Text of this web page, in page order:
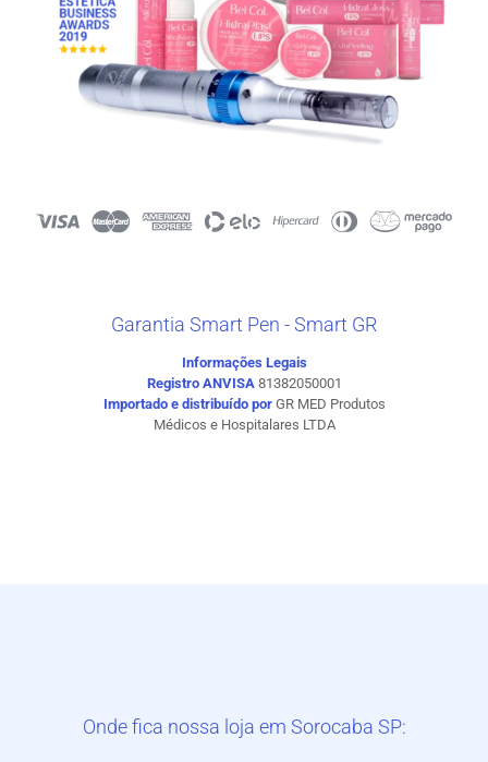
Garantia Smart Pen - Smart GR
Informações Legais
Registro ANVISA81382050001
Importado e distribuído porGR MED Produtos
Médicos e Hospitalares LTDA
Onde fica nossa loja em Sorocaba SP: